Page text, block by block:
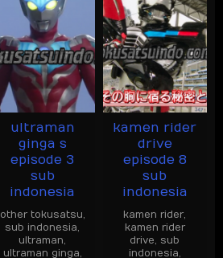
ultraman
ginga s
episode 3
sub
indonesia
other tokusatsu,
sub indonesia,
ultraman,
ultraman ginga,
kamen rider
drive
episode 8
sub
indonesia
kamen rider,
kamen rider
drive, sub
indonesia,